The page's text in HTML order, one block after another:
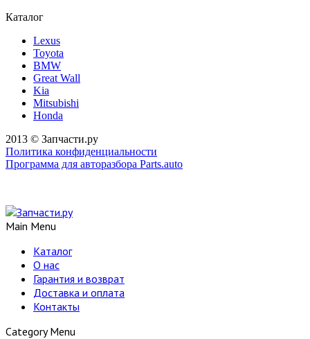
Каталог
Lexus
Toyota
BMW
Great Wall
Kia
Mitsubishi
Honda
2013 © Запчасти.ру
Политика конфиденциальности
Программа для авторазбора Parts.auto
Main Menu
Каталог
О нас
Гарантия и возврат
Доставка и оплата
Контакты
Category Menu